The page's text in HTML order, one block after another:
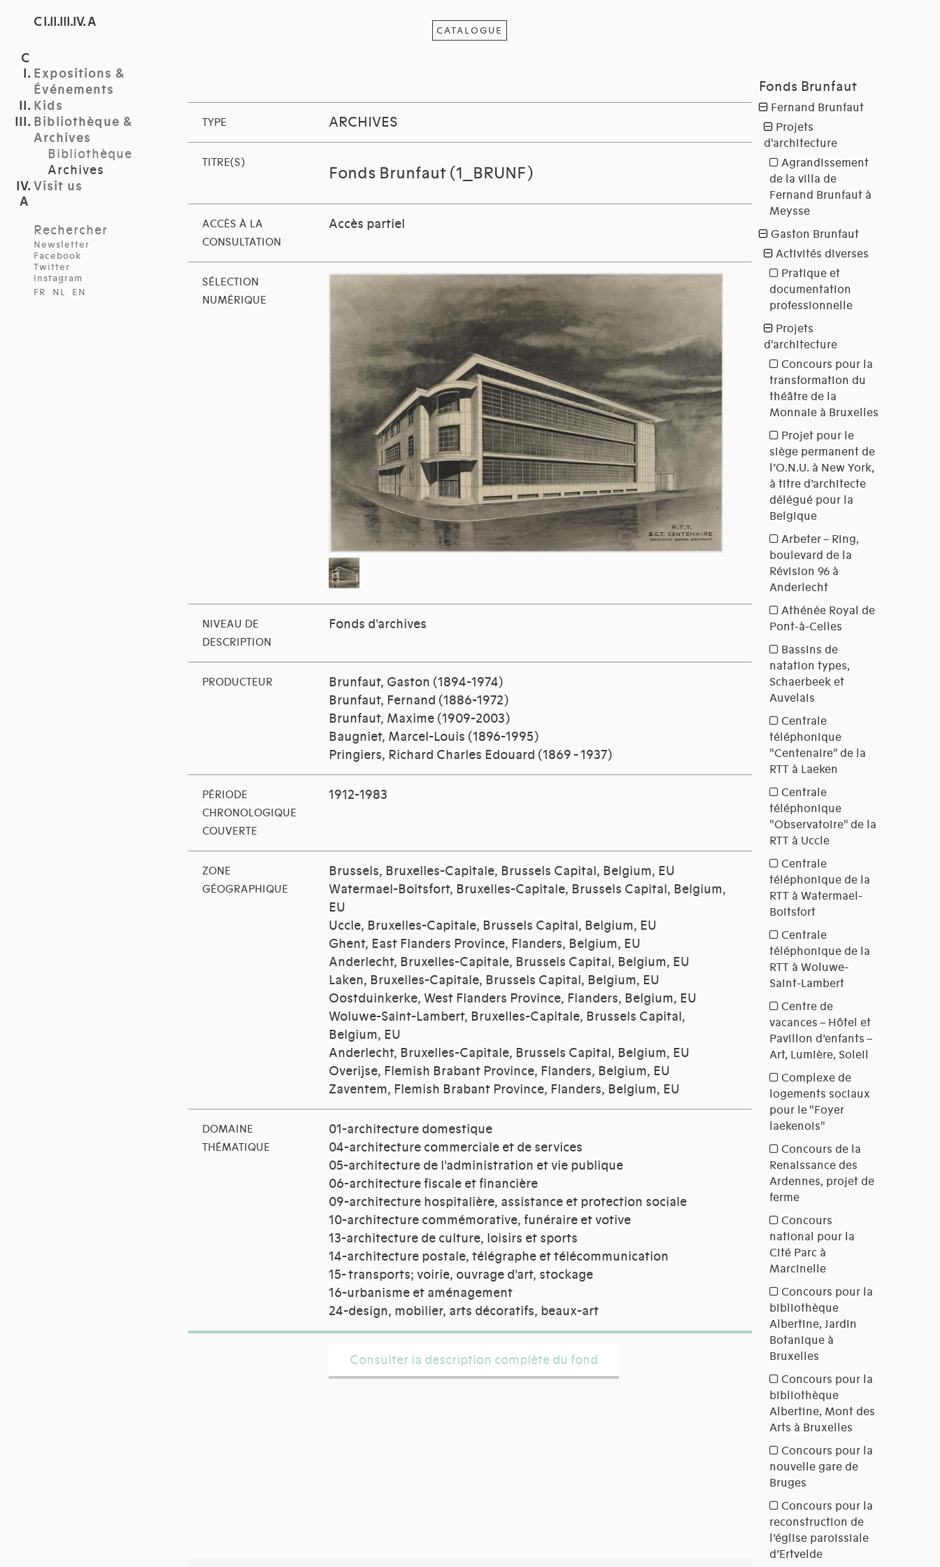
C I.II.III.IV. A
Expositions &
Événements
Kids
Bibliothèque &
Archives
Bibliothèque
Archives
Visit us
Rechercher
Newsletter
Facebook
Twitter
Instagram
FR
NL EN
CATALOGUE
TYPE ARCHIVES
TITRE(S)
Fonds Brunfaut (1_BRUNF)
ACCÈS À LA
CONSULTATION
Accès partiel
SÉLECTION
NUMÉRIQUE
NIVEAU DE
DESCRIPTION
Fonds d'archives
PRODUCTEUR
Brunfaut, Gaston (1894-1974)
Brunfaut, Fernand (1886-1972)
Brunfaut, Maxime (1909-2003)
Baugniet, Marcel-Louis (1896-1995)
Pringiers, Richard Charles Edouard (1869 - 1937)
PÉRIODE
CHRONOLOGIQUE
COUVERTE
1912-1983
ZONE
GÉOGRAPHIQUE
Brussels, Bruxelles-Capitale, Brussels Capital, Belgium, EU
Watermael-Boitsfort, Bruxelles-Capitale, Brussels Capital, Belgium,
EU
Uccle, Bruxelles-Capitale, Brussels Capital, Belgium, EU
Ghent, East Flanders Province, Flanders, Belgium, EU
Anderlecht, Bruxelles-Capitale, Brussels Capital, Belgium, EU
Laken, Bruxelles-Capitale, Brussels Capital, Belgium, EU
Oostduinkerke, West Flanders Province, Flanders, Belgium, EU
Woluwe-Saint-Lambert, Bruxelles-Capitale, Brussels Capital,
Belgium, EU
Anderlecht, Bruxelles-Capitale, Brussels Capital, Belgium, EU
Overijse, Flemish Brabant Province, Flanders, Belgium, EU
Zaventem, Flemish Brabant Province, Flanders, Belgium, EU
DOMAINE
THÉMATIQUE
01-architecture domestique
04-architecture commerciale et de services
05-architecture de l'administration et vie publique
06-architecture fiscale et financière
09-architecture hospitalière, assistance et protection sociale
10-architecture commémorative, funéraire et votive
13-architecture de culture, loisirs et sports
14-architecture postale, télégraphe et télécommunication
15- transports; voirie, ouvrage d'art, stockage
16-urbanisme et aménagement
24-design, mobilier, arts décoratifs, beaux-art
Consulter la description complète du fond